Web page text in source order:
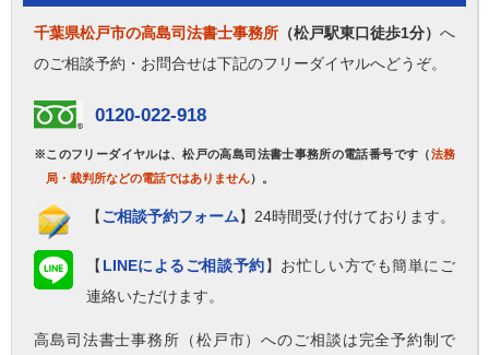
千葉県松戸市の高島司法書士事務所 （松戸駅東口徒歩1分） へ
のご相談予約・お問合せは下記のフリーダイヤルへどうぞ。
0120-022-918
※このフリーダイヤルは、松戸の高島司法書士事務所の電話番号です（法務
局・裁判所などの電話ではありません）。
【ご相談予約フォーム】24時間受け付けております。
【 LINEによるご相談予約】お忙しい方でも簡単にご
連絡いただけます。
高島司法書士事務所（松戸市）へのご相談は完全予約制で